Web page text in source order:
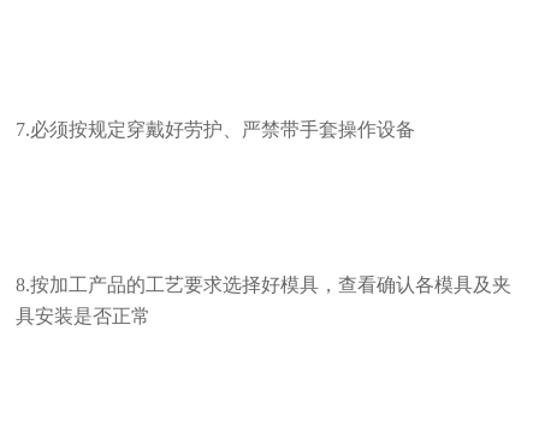
7.必须按规定穿戴好劳护、严禁带手套操作设备
8.按加工产品的工艺要求选择好模具，查看确认各模具及夹
具安装是否正常